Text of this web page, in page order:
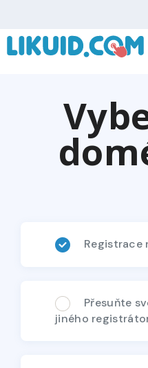
Registrace
Přesuňte
jiného